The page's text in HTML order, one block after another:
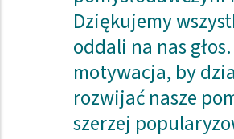
Dziękujemy
oddali na nas
motywacja, by
rozwijać nasze
szerzej